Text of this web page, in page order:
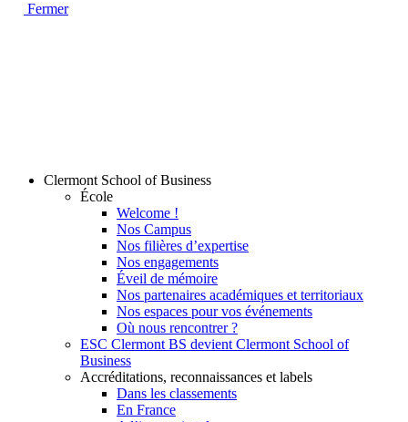
Fermer
Clermont School of Business
École
Welcome !
Nos Campus
Nos filières d’expertise
Nos engagements
Éveil de mémoire
Nos partenaires académiques et territoriaux
Nos espaces pour vos événements
Où nous rencontrer ?
ESC Clermont BS devient Clermont School of
Business
Accréditations, reconnaissances et labels
Dans les classements
En France